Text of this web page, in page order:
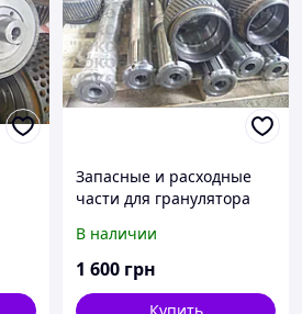
Запасные и расходные
части для гранулятора
В наличии
1 600 грн